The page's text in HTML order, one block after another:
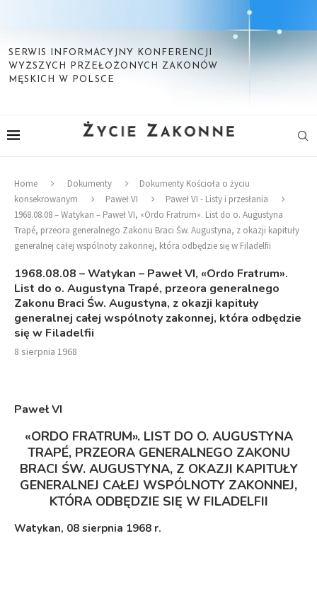
SERWIS INFORMACYJNY KONFERENCJI
WYŻSZYCH PRZEŁOŻONYCH ZAKONÓW
MĘSKICH W POLSCE
Home Dokumenty
Dokumenty Kościoła o życiu
konsekrowanym
Paweł VI
Paweł VI - Listy i przesłania
1968.08.08 – Watykan – Paweł VI, «Ordo Fratrum». List do o. Augustyna
Trapé, przeora generalnego Zakonu Braci Św. Augustyna, z okazji kapituły
generalnej całej wspólnoty zakonnej, która odbędzie się w Filadelfii
1968.08.08 – Watykan – Paweł VI, «Ordo Fratrum».
List do o. Augustyna Trapé, przeora generalnego
Zakonu Braci Św. Augustyna, z okazji kapituły
generalnej całej wspólnoty zakonnej, która odbędzie
się w Filadelfii
8 sierpnia 1968
Paweł VI
«ORDO FRATRUM». LIST DO O. AUGUSTYNA
TRAPÉ, PRZEORA GENERALNEGO ZAKONU
BRACI ŚW. AUGUSTYNA, Z OKAZJI KAPITUŁY
GENERALNEJ CAŁEJ WSPÓLNOTY ZAKONNEJ,
KTÓRA ODBĘDZIE SIĘ W FILADELFII
Watykan, 08 sierpnia 1968 r.